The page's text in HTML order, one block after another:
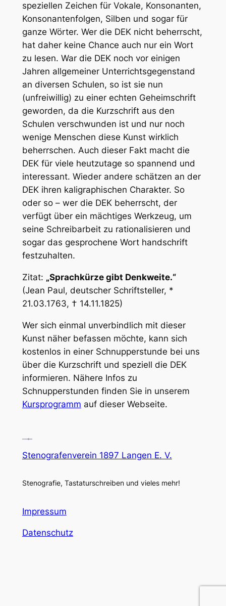
speziellen Zeichen für Vokale, Konsonanten,
Konsonantenfolgen, Silben und sogar für
ganze Wörter. Wer die DEK nicht beherrscht,
hat daher keine Chance auch nur ein Wort
zu lesen. War die DEK noch vor einigen
Jahren allgemeiner Unterrichtsgegenstand
an diversen Schulen, so ist sie nun
(unfreiwillig) zu einer echten Geheimschrift
geworden, da die Kurzschrift aus den
Schulen verschwunden ist und nur noch
wenige Menschen diese Kunst wirklich
beherrschen. Auch dieser Fakt macht die
DEK für viele heutzutage so spannend und
interessant. Wieder andere schätzen an der
DEK ihren kaligraphischen Charakter. So
oder so – wer die DEK beherrscht, der
verfügt über ein mächtiges Werkzeug, um
seine Schreibarbeit zu rationalisieren und
sogar das gesprochene Wort handschrift
festzuhalten.
Zitat: „Sprachkürze gibt Denkweite.“
(Jean Paul, deutscher Schriftsteller, *
21.03.1763, † 14.11.1825)
Wer sich einmal unverbindlich mit dieser
Kunst näher befassen möchte, kann sich
kostenlos in einer Schnupperstunde bei uns
über die Kurzschrift und speziell die DEK
informieren. Nähere Infos zu
Schnupperstunden finden Sie in unserem
Kursprogramm auf dieser Webseite.
Stenografenverein 1897 Langen E. V.
Stenografie, Tastaturschreiben und vieles mehr!
Impressum
Datenschutz